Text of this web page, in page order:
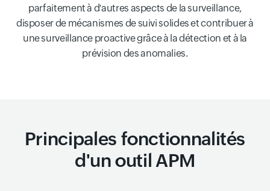
parfaitement à d'autres aspects de la surveillance,
disposer de mécanismes de suivi solides et contribuer à
une surveillance proactive grâce à la détection et à la
prévision des anomalies.
Principales fonctionnalités
d'un outil APM